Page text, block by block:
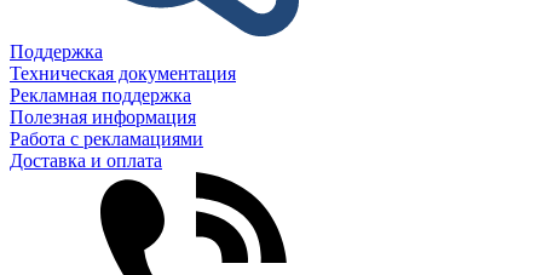
Поддержка
Техническая документация
Рекламная поддержка
Полезная информация
Работа с рекламациями
Доставка и оплата